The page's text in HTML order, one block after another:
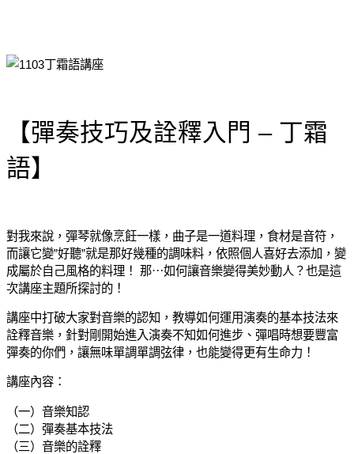
【彈奏技巧及詮釋入門 – 丁霜
語】
對我來說，彈琴就像烹飪一樣，曲子是一道料理，食材是音符，
而讓它變”好聽”就是那好幾種的調味料，依照個人喜好去添加，變
成屬於自己風格的料理！ 那⋯如何讓音樂變得美妙動人？也是這
次講座主題所探討的！
講座中打破大家對音樂的認知，教導如何運用演奏的基本技法來
詮釋音樂，針對剛開始進入演奏不知如何進步、彈唱時想要豐富
彈奏的你們，讓無味單調單調弦律，也能變得更有生命力！
講座內容：
（一）音樂知認
（二）彈奏基本技法
（三）音樂的詮釋